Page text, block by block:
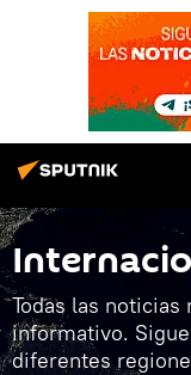
Todas las
informativo.
diferentes